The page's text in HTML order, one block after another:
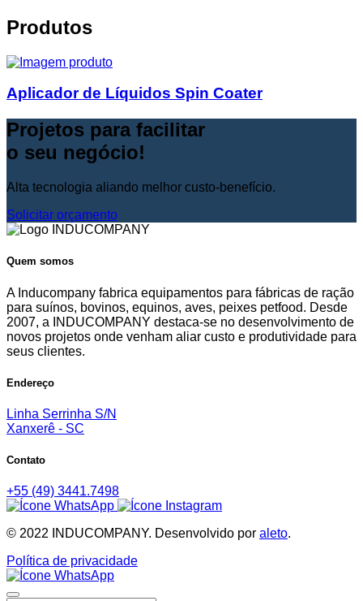
Produtos
Aplicador de Líquidos Spin Coater
Projetos para facilitar
o seu negócio!
Alta tecnologia aliando melhor custo-benefício.
Solicitar orçamento
Quem somos
A Inducompany fabrica equipamentos para fábricas de ração
para suínos, bovinos, equinos, aves, peixes petfood. Desde
2007, a INDUCOMPANY destaca-se no desenvolvimento de
novos projetos onde venham aliar custo e produtividade para
seus clientes.
Endereço
Linha Serrinha S/N
Xanxerê - SC
Contato
+55 (49) 3441.7498
© 2022 INDUCOMPANY. Desenvolvido por aleto.
Política de privacidade